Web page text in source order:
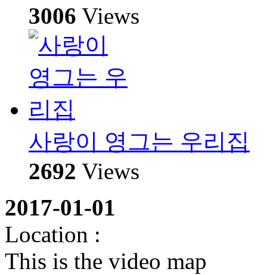
3006 Views
사랑이 영그는 우리집
2692 Views
2017-01-01
Location :
This is the video map